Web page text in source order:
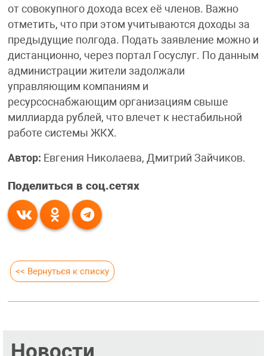
от совокупного дохода всех её членов. Важно
отметить, что при этом учитываются доходы за
предыдущие полгода. Подать заявление можно и
дистанционно, через портал Госуслуг. По данным
администрации жители задолжали
управляющим компаниям и
ресурсоснабжающим организациям свыше
миллиарда рублей, что влечет к нестабильной
работе системы ЖКХ.
Автор: Евгения Николаева, Дмитрий Зайчиков.
Поделиться в соц.сетях
<< Вернуться к списку
Новости